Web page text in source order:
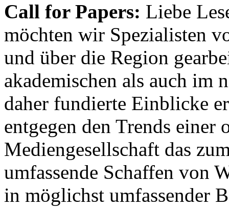
Call for Papers: Liebe
möchten wir Spezialisten
und über die Region
akademischen als auch im
daher fundierte Einblicke
entgegen den Trends einer
Mediengesellschaft das
umfassende Schaffen von
in möglichst umfassender